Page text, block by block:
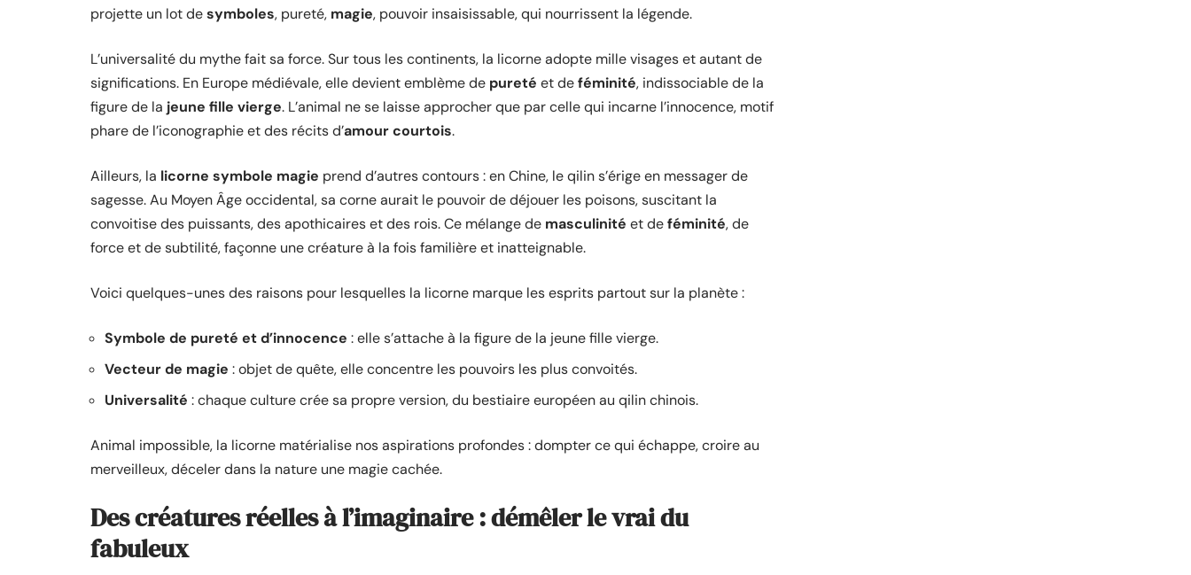
projette un lot desymboles, pureté, magie, pouvoir insaisissable, qui nourrissent la légende.
L’universalité du mythe fait sa force. Sur tous les continents, la licorne adopte mille visages et autant de
significations. En Europe médiévale, elle devient emblème de pureté et deféminité, indissociable de la
figure de la jeune fille vierge. L’animal ne se laisse approcher que par celle qui incarne l’innocence, motif
phare de l’iconographie et des récits d’amour courtois.
Ailleurs, la licorne symbole magie prend d’autres contours : en Chine, le qilin s’érige en messager de
sagesse. Au Moyen Âge occidental, sa corne aurait le pouvoir de déjouer les poisons, suscitant la
convoitise des puissants, des apothicaires et des rois. Ce mélange de masculinité et deféminité, de
force et de subtilité, façonne une créature à la fois familière et inatteignable.
Voici quelques-unes des raisons pour lesquelles la licorne marque les esprits partout sur la planète :
Symbole de pureté et d’innocence : elle s’attache à la figure de la jeune fille vierge.
Vecteur de magie : objet de quête, elle concentre les pouvoirs les plus convoités.
Universalité : chaque culture crée sa propre version, du bestiaire européen au qilin chinois.
Animal impossible, la licorne matérialise nos aspirations profondes : dompter ce qui échappe, croire au
merveilleux, déceler dans la nature une magie cachée.
Des créatures réelles à l’imaginaire : démêler le vrai du
fabuleux